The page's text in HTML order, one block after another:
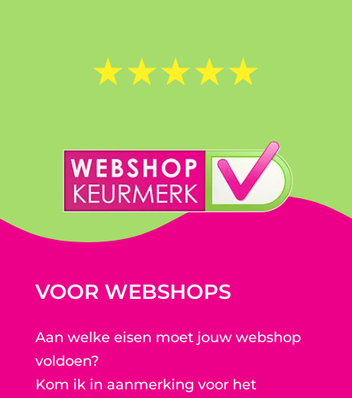
☆☆☆☆☆
VOOR WEBSHOPS
Aan welke eisen moet jouw webshop
voldoen?
Kom ik in aanmerking voor het